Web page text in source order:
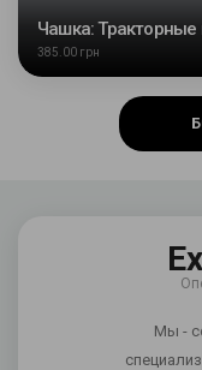
385.00 грн
Мы -